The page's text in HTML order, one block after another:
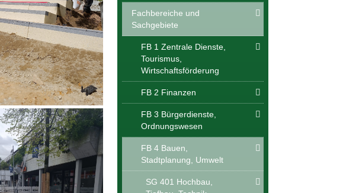
Fachbereiche und
Sachgebiete
FB 1 Zentrale Dienste,
Tourismus,
Wirtschaftsförderung
FB 2 Finanzen
FB 3 Bürgerdienste,
Ordnungswesen
FB 4 Bauen,
Stadtplanung, Umwelt
SG 401 Hochbau,